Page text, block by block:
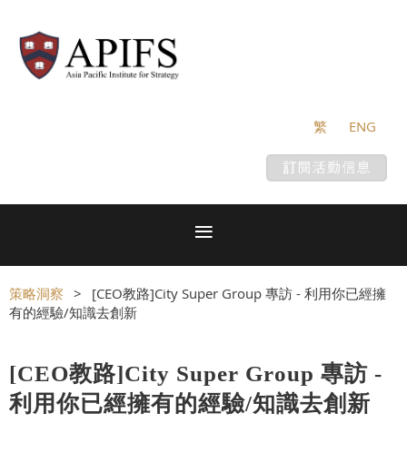
繁 ENG
策略洞察
[CEO教路]City Super Group 專訪 - 利用你已經擁
有的經驗/知識去創新
[CEO教路]City Super Group 專訪 -
利用你已經擁有的經驗/知識去創新